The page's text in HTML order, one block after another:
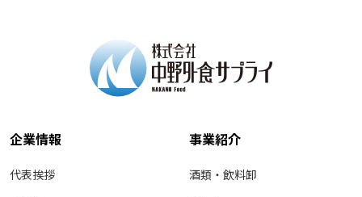
企業情報
代表挨拶
事業紹介
酒類・飲料卸